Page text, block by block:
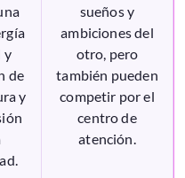
y
de
y
sueños y
ambiciones del
otro, pero
también pueden
competir por el
centro de
atención.